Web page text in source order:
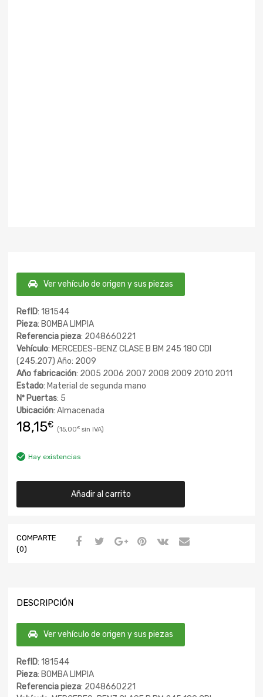
Ver vehículo de origen y sus piezas
RefID: 181544
Pieza: BOMBA LIMPIA
Referencia pieza: 2048660221
Vehículo: MERCEDES-BENZ CLASE B BM 245 180 CDI
(245.207) Año: 2009
Año fabricación: 2005 2006 2007 2008 2009 2010 2011
Estado: Material de segunda mano
Nº Puertas: 5
Ubicación: Almacenada
18,15€ 15,00€
Hay existencias
Añadir al carrito
COMPARTE
(0)
DESCRIPCIÓN
Ver vehículo de origen y sus piezas
RefID: 181544
Pieza: BOMBA LIMPIA
Referencia pieza: 2048660221